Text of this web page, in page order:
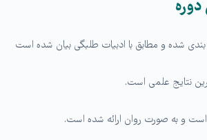
شده و مطابق با ادبیات طلبگی بیان شده است
نتایج علمی است.
و به صورت روان ارائه شده است.